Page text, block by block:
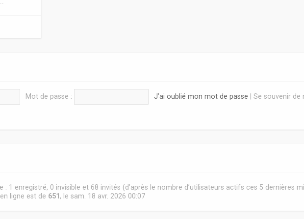
Mot de passe : J’ai oublié mon mot de passe Se souvenir de
: 1 enregistré, 0 invisible et 68 invités (d’après le nombre d’utilisateurs actifs ces 5 dernières
ligne est de 651 , le sam. 18 avr. 2026 00:07